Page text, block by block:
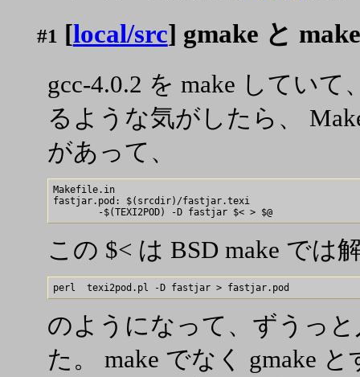
#1 [local/src] gmake と
gcc-4.0.2 を make してい
るような気がしたら、
があって、
Makefile.in
fastjar.pod: $(srcdir)/fastjar.texi
この $< は BSD make では
のようになって、ずうっ
た。 make でなく gmake